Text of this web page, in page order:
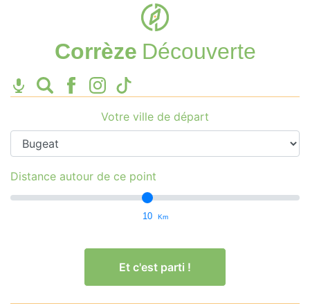
Corrèze Découverte
Votre ville de départ
Distance autour de ce point
10 Km
Et c'est parti !